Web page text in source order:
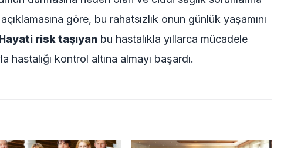
göre, bu rahatsızlık onun günlük yaşamını
risk taşıyan bu hastalıkla yıllarca mücadele
hastalığı kontrol altına almayı başardı.